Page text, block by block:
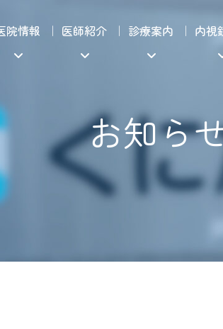
院情報 医師紹介 診療案内 内視
お知ら